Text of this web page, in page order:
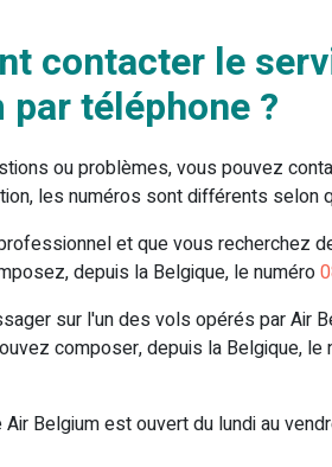
contacter le
par téléphone ?
ou problèmes, vous pouvez
les numéros sont différents selon
et que vous recherchez
depuis la Belgique, le numéro
sur l'un des vols opérés par Air
composer, depuis la Belgique, le
Belgium est ouvert du lundi au